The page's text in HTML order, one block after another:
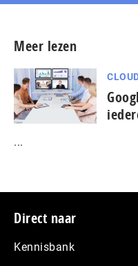
Meer lezen
...
Footer
Direct naar
Kennisbank